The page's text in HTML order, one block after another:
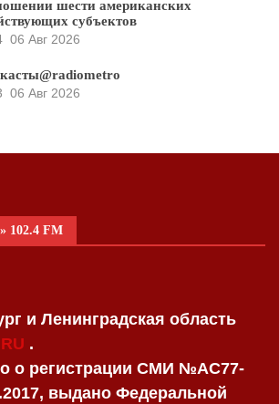
шести американских
субъектов
06 Авг 2026
06 Авг 2026
102.4 FM
и Ленинградская область
.
о регистрации СМИ №AC77-
выдано Федеральной